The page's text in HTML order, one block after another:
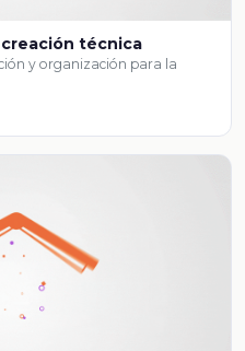
técnica
y organización para la